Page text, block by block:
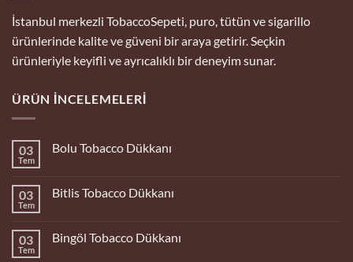
İstanbul merkezli TobaccoSepeti, puro, tütün ve sigarillo
ürünlerinde kalite ve güveni bir araya getirir. Seçkin
ürünleriyle keyifli ve ayrıcalıklı bir deneyim sunar.
ÜRÜN İNCELEMELERI
03
Tem
Bolu Tobacco Dükkanı
Tobacco
03
Tem
Bitlis Tobacco Dükkanı
Tobacco
03
Tem
Bingöl Tobacco Dükkanı